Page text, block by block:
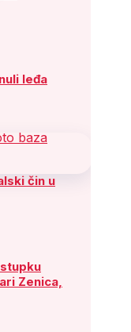
leđa
čin u
Zenica,